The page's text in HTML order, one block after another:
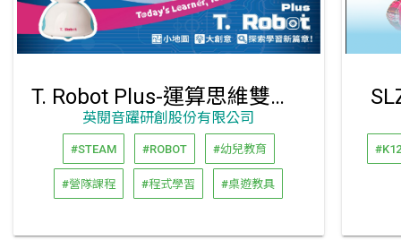
T. Robot Plus-運算思維雙語教具
英閱音躍研創股份有限公司
#STEAM #ROBOT #幼兒教育
#營隊課程 #程式學習 #桌遊教具